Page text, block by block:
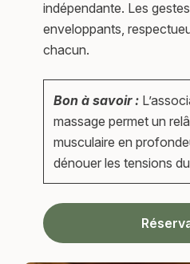
indépendante. Les
enveloppants,
chacun.
Bon à savoir :
massage permet un
musculaire en
dénouer les tensions